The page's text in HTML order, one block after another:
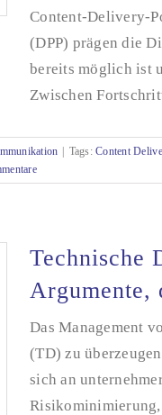
Content-Delivery-
(DPP) prägen die
bereits möglich ist
Zwischen
Tags:Content
Technische
Argumente,
Das Management
(TD) zu
sich an